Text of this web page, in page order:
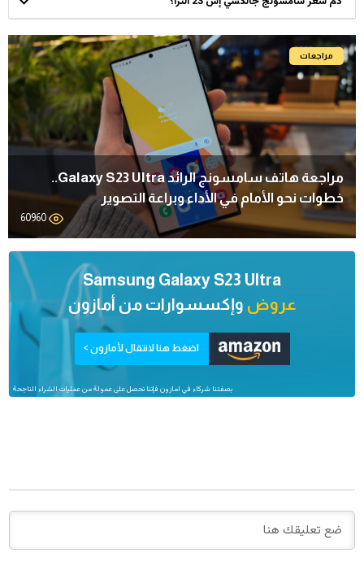
مراجعات
مراجعة هاتف سامسونج الرائد Galaxy S23 Ultra..
خطوات نحو الأمام في الأداء وبراعة التصوير
60960
Samsung Galaxy S23 Ultra
عروض وإكسسوارات من أمازون
اضغط هنا لانتقال لأمازون >
بصفتنا شركاء في امازون فإننا نحصل على عمولة من عمليات الشراء الناجحة